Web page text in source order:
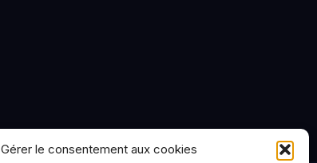
Gérer le consentement aux cookies